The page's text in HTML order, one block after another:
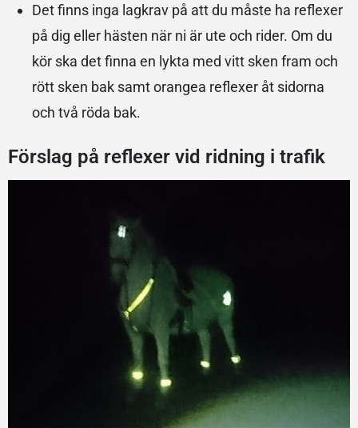
Det finns inga lagkrav på att du måste ha reflexer
på dig eller hästen när ni är ute och rider. Om du
kör ska det finna en lykta med vitt sken fram och
rött sken bak samt orangea reflexer åt sidorna
och två röda bak.
Förslag på reflexer vid ridning i trafik